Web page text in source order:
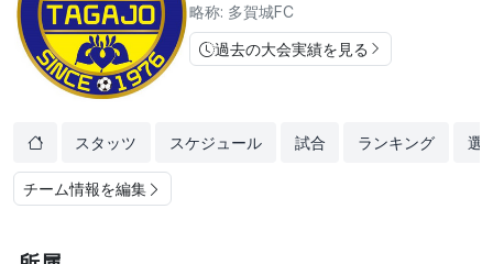
略称: 多賀城FC
過去の大会実績を見る
スタッツ スケジュール 試合 ランキング 選
チーム情報を編集